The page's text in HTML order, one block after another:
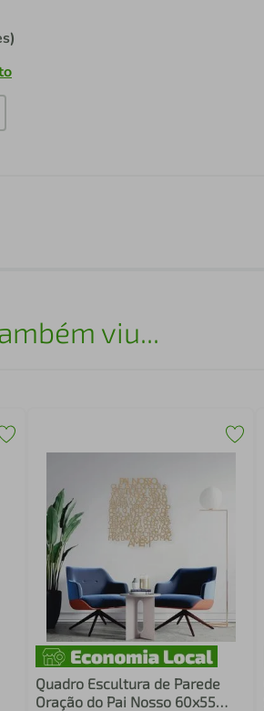
viu...
Quadro Escultura de Parede
Oração do Pai Nosso 60x55